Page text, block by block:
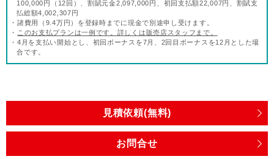
100,000円（12回）、割賦元金2,097,000円、初回支払額22,007円、割賦支
払総額4,002,307円
・諸費用（9.4万円）を登録時までに現金で別途申し受けます。
・ このお支払プランは一例です。詳しくは販売店スタッフまで。
・4月を支払い開始とし、初回ボーナスを7月、2回目ボーナスを12月とした場
合です。
見積依頼(無料)
お問合せ